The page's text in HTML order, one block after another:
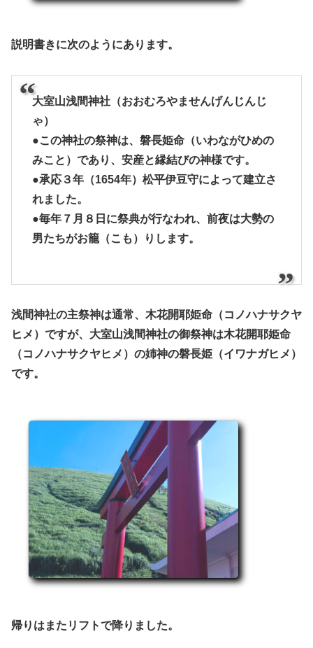
説明書きに次のようにあります。
大室山浅間神社（おおむろやませんげんじんじ
ゃ）
●この神社の祭神は、磐長姫命（いわながひめの
みこと）であり、安産と縁結びの神様です。
●承応３年（1654年）松平伊豆守によって建立さ
れました。
●毎年７月８日に祭典が行なわれ、前夜は大勢の
男たちがお籠（こも）りします。
浅間神社の主祭神は通常、木花開耶姫命（コノハナサクヤ
ヒメ）ですが、大室山浅間神社の御祭神は木花開耶姫命
（コノハナサクヤヒメ）の姉神の磐長姫（イワナガヒメ）
です。
帰りはまたリフトで降りました。